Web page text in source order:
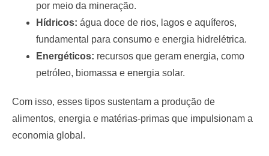
por meio da mineração.
Hídricos: água doce de rios, lagos e aquíferos,
fundamental para consumo e energia hidrelétrica.
Energéticos: recursos que geram energia, como
petróleo, biomassa e energia solar.
Com isso, esses tipos sustentam a produção de
alimentos, energia e matérias-primas que impulsionam a
economia global.